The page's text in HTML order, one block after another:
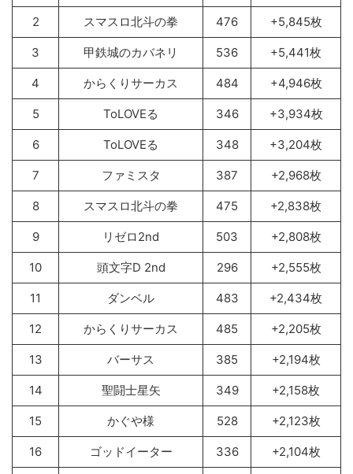
2 スマスロ北斗の拳 476 +5,845枚
3 甲鉄城のカバネリ 536 +5,441枚
4 からくりサーカス 484 +4,946枚
5 ToLOVEる 346 +3,934枚
6 ToLOVEる 348 +3,204枚
7 ファミスタ 387 +2,968枚
8 スマスロ北斗の拳 475 +2,838枚
9 リゼロ2nd 503 +2,808枚
10 頭文字D 2nd 296 +2,555枚
11 ダンベル 483 +2,434枚
12 からくりサーカス 485 +2,205枚
13 バーサス 385 +2,194枚
14 聖闘士星矢 349 +2,158枚
15 かぐや様 528 +2,123枚
16 ゴッドイーター 336 +2,104枚